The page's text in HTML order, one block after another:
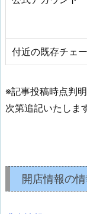
付近の既存チェ
※記事投稿時点判
次第追記いたしま
開店情報の